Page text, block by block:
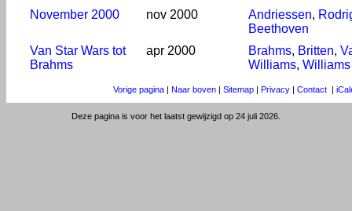
November 2000
nov 2000 Andriessen,
Beethoven
Van Star Wars tot
Brahms
apr 2000 Brahms, Britten,
Williams, Williams
Vorige pagina | Naar boven | Sitemap | Privacy | Contact |
Deze pagina is voor het laatst gewijzigd op 24 juli 2026.